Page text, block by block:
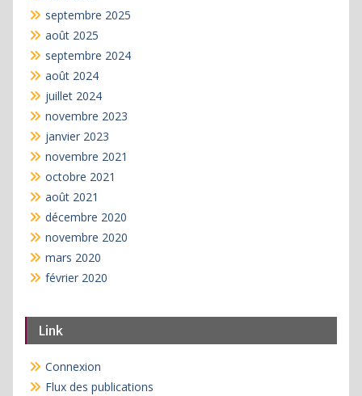
septembre 2025
août 2025
septembre 2024
août 2024
juillet 2024
novembre 2023
janvier 2023
novembre 2021
octobre 2021
août 2021
décembre 2020
novembre 2020
mars 2020
février 2020
Link
Connexion
Flux des publications